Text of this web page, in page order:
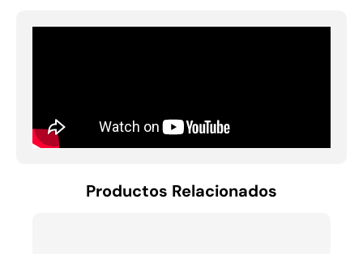
Productos Relacionados